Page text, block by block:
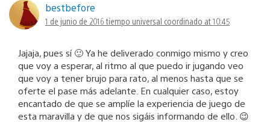
bestbefore
1 de junio de 2016 tiempo universal coordinado at 10:45
Jajaja, pues sí 🙂 Ya he deliverado conmigo mismo y creo
que voy a esperar, al ritmo al que puedo ir jugando veo
que voy a tener brujo para rato, al menos hasta que se
oferte el pase más adelante. En cualquier caso, estoy
encantado de que se amplíe la experiencia de juego de
esta maravilla y de que nos sigáis informando de ello. 😉